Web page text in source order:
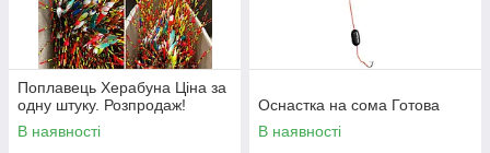
Поплавець Херабуна Ціна за
одну штуку. Розпродаж!
В наявності
Оснастка на сома Готова
В наявності